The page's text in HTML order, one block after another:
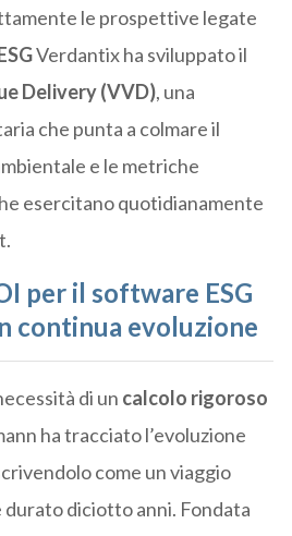
le prospettive legate
Verdantix ha sviluppato il
Delivery (VVD), una
che punta a colmare il
e le metriche
esercitano quotidianamente
per il software ESG
continua evoluzione
di un calcolo rigoroso
ha tracciato l’evoluzione
come un viaggio
durato diciotto anni. Fondata